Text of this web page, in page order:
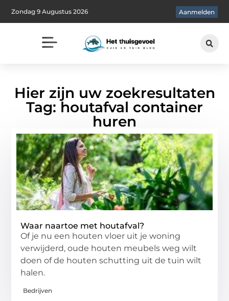
Zondag 9 Augustus 2026 Aanmelden
Hier zijn uw zoekresultaten
Tag: houtafval container
huren
Waar naartoe met houtafval?
Of je nu een houten vloer uit je woning
verwijderd, oude houten meubels weg wilt
doen of de houten schutting uit de tuin wilt
halen.
Bedrijven